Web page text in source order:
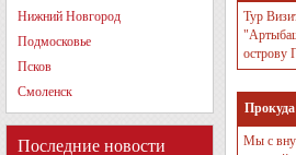
Нижний Новгород
Подмосковье
Псков
Смоленск
Последние новости
Тур
острову
Мы с